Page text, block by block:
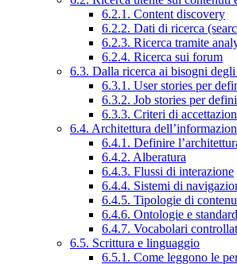
6.2.1. Content discovery
6.2.2. Dati di ricerca
6.2.3. Ricerca tramite
6.2.4. Ricerca sui forum
6.3. Dalla ricerca ai bisogni
6.3.1. User stories per
6.3.2. Job stories per
6.3.3. Criteri di
6.4. Architettura
6.4.1. Definire
6.4.2. Alberatura
6.4.3. Flussi di interazione
6.4.4. Sistemi di
6.4.5. Tipologie di
6.4.6. Ontologie e standard
6.4.7. Vocabolari
6.5. Scrittura e linguaggio
6.5.1. Come leggono le